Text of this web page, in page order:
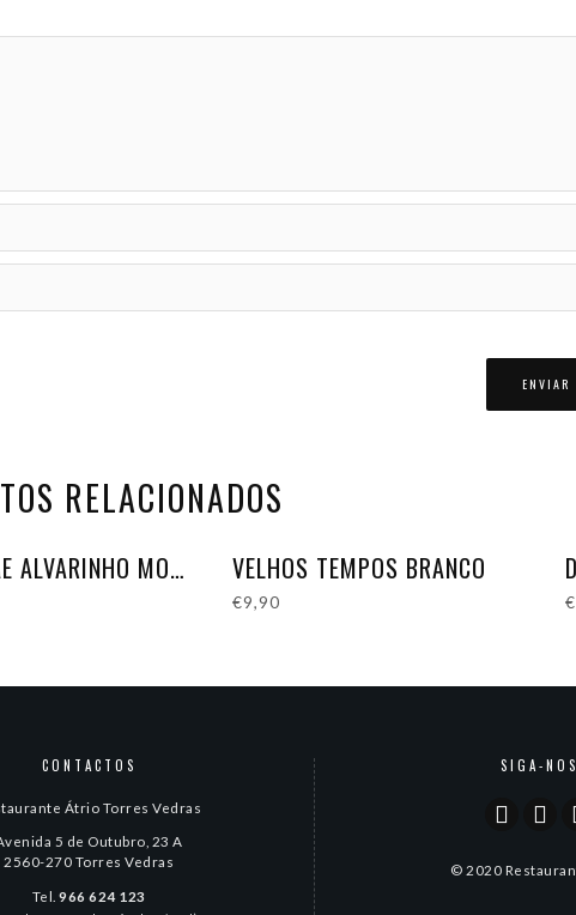
RELACIONADOS
ADEGA MAE ALVARINHO MONOCASTA VELHOS TEMPOS BRANCO
€9,90 €
CONTACTOS
Átrio Torres Vedras
5 de Outubro, 23 A
2560-270 Torres Vedras
Tel.966 624 123
SIGA-NOS
© 2020